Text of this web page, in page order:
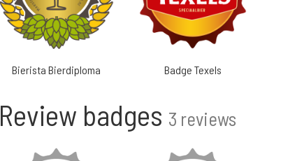
Bierista Bierdiploma Badge Texels
Review badges 3 reviews